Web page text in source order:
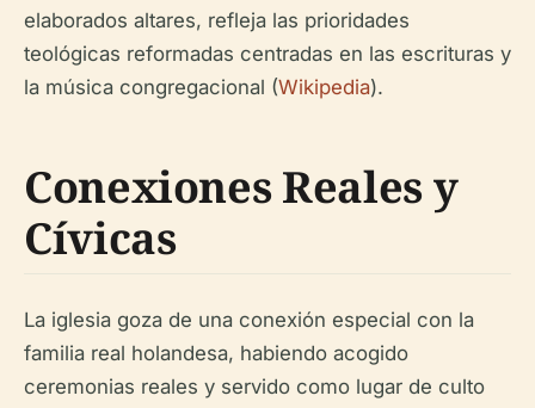
elaborados altares, refleja las prioridades
teológicas reformadas centradas en las escrituras y
la música congregacional (Wikipedia).
Conexiones Reales y
Cívicas
La iglesia goza de una conexión especial con la
familia real holandesa, habiendo acogido
ceremonias reales y servido como lugar de culto